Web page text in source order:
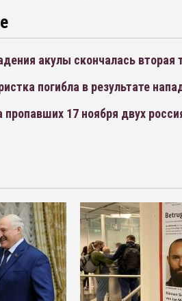
акулы скончалась вторая
погибла в результате
17 ноября двух